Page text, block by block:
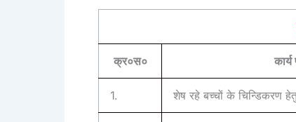
क्र०स०
1. शेष रहे बच्चों के चिन्डिकरण